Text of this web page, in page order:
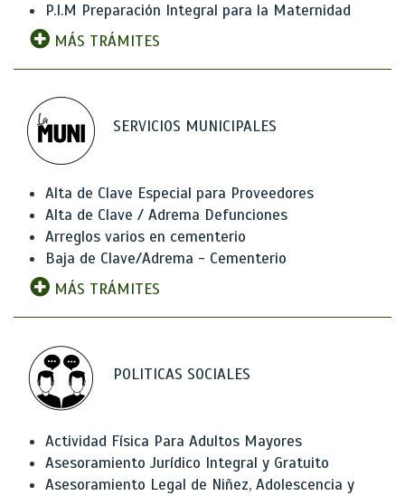
P.I.M Preparación Integral para la Maternidad
MÁS TRÁMITES
SERVICIOS MUNICIPALES
Alta de Clave Especial para Proveedores
Alta de Clave / Adrema Defunciones
Arreglos varios en cementerio
Baja de Clave/Adrema - Cementerio
MÁS TRÁMITES
POLITICAS SOCIALES
Actividad Física Para Adultos Mayores
Asesoramiento Jurídico Integral y Gratuito
Asesoramiento Legal de Niñez, Adolescencia y